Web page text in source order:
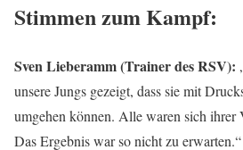
Stimmen zum Kampf:
Sven Lieberamm (Trainer des RSV):
unsere Jungs gezeigt, dass sie mit
umgehen können. Alle waren sich ihrer
Das Ergebnis war so nicht zu erwarten.“